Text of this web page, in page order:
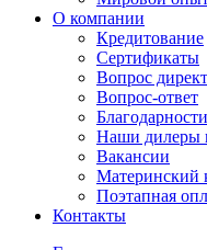
О компании
Кредитование
Сертификаты
Вопрос
Вопрос-ответ
Благодарности
Наши дилеры
Вакансии
Материнский
Поэтапная
Контакты